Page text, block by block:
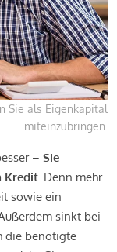
Sie als Eigenkapital
miteinzubringen.
– Sie
Kredit. Denn mehr
sowie ein
sinkt bei
die benötigte